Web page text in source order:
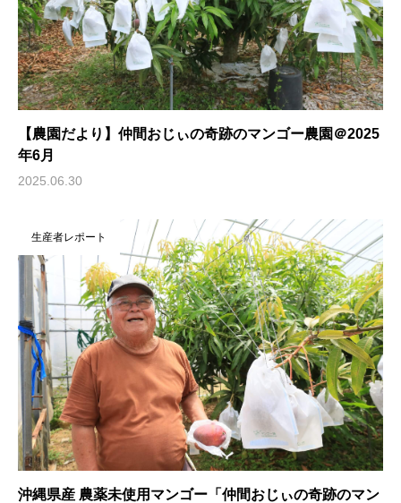
【農園だより】仲間おじぃの奇跡のマンゴー農園＠2025
年6月
2025.06.30
沖縄県産 農薬未使用マンゴー「仲間おじぃの奇跡のマン
生産者レポート